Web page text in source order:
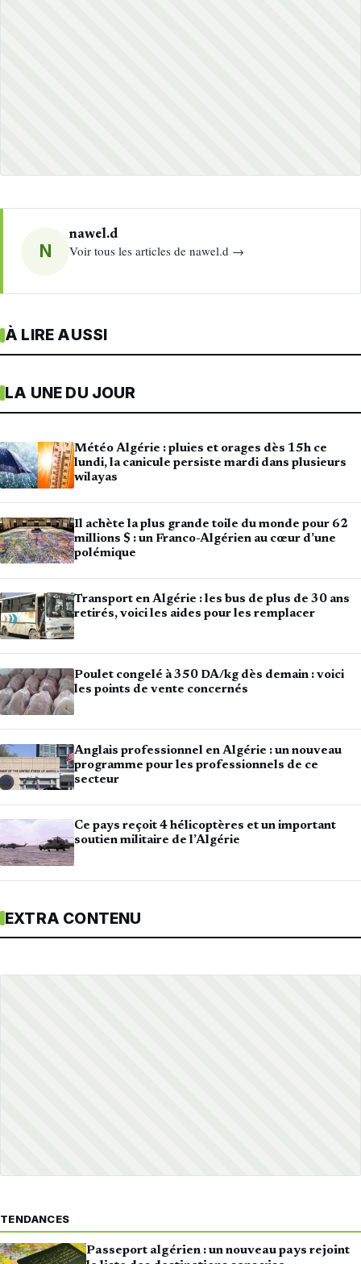
N
nawel.d
Voir tous les articles de nawel.d →
À LIRE AUSSI
LA UNE DU JOUR
Météo Algérie : pluies et orages dès 15h ce
lundi, la canicule persiste mardi dans plusieurs
wilayas
Il achète la plus grande toile du monde pour 62
millions $ : un Franco-Algérien au cœur d’une
polémique
Transport en Algérie : les bus de plus de 30 ans
retirés, voici les aides pour les remplacer
Poulet congelé à 350 DA/kg dès demain : voici
les points de vente concernés
Anglais professionnel en Algérie : un nouveau
programme pour les professionnels de ce
secteur
Ce pays reçoit 4 hélicoptères et un important
soutien militaire de l’Algérie
EXTRA CONTENU
TENDANCES
Passeport algérien : un nouveau pays rejoint